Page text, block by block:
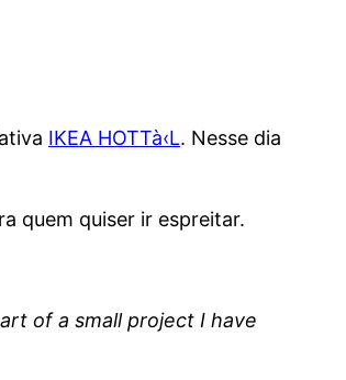
IKEA HOTTà‹L. Nesse dia
quem quiser ir espreitar.
of a small project I have